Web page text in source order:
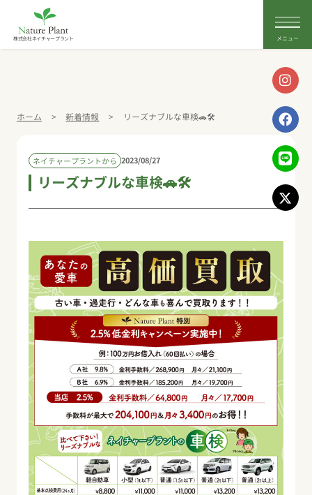
株式会社ネイチャープラント
ホーム > 新着情報 > リーズナブルな車検🚗🛠
ネイチャープラントから 2023/08/27
リーズナブルな車検🚗🛠